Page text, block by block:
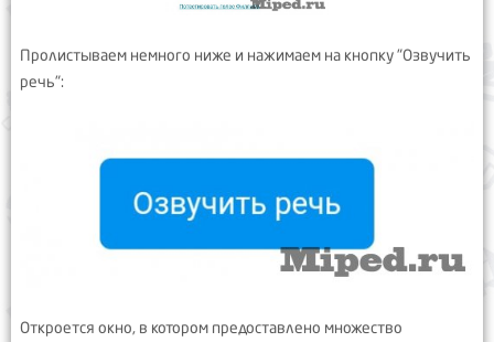
Пролистываем немного ниже и нажимаем на кнопку "Озвучить
речь":
Откроется окно, в котором предоставлено множество